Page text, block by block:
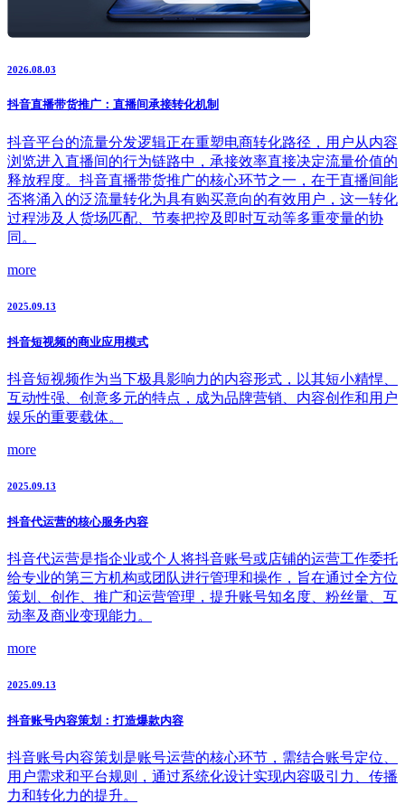
2026.08.03
抖音直播带货推广：直播间承接转化机制
抖音平台的流量分发逻辑正在重塑电商转化路径，用户从内容
浏览进入直播间的行为链路中，承接效率直接决定流量价值的
释放程度。抖音直播带货推广的核心环节之一，在于直播间能
否将涌入的泛流量转化为具有购买意向的有效用户，这一转化
过程涉及人货场匹配、节奏把控及即时互动等多重变量的协
同。
more
2025.09.13
抖音短视频的商业应用模式
抖音短视频作为当下极具影响力的内容形式，以其短小精悍、
互动性强、创意多元的特点，成为品牌营销、内容创作和用户
娱乐的重要载体。
more
2025.09.13
抖音代运营的核心服务内容
抖音代运营是指企业或个人将抖音账号或店铺的运营工作委托
给专业的第三方机构或团队进行管理和操作，旨在通过全方位
策划、创作、推广和运营管理，提升账号知名度、粉丝量、互
动率及商业变现能力。
more
2025.09.13
抖音账号内容策划：打造爆款内容
抖音账号内容策划是账号运营的核心环节，需结合账号定位、
用户需求和平台规则，通过系统化设计实现内容吸引力、传播
力和转化力的提升。